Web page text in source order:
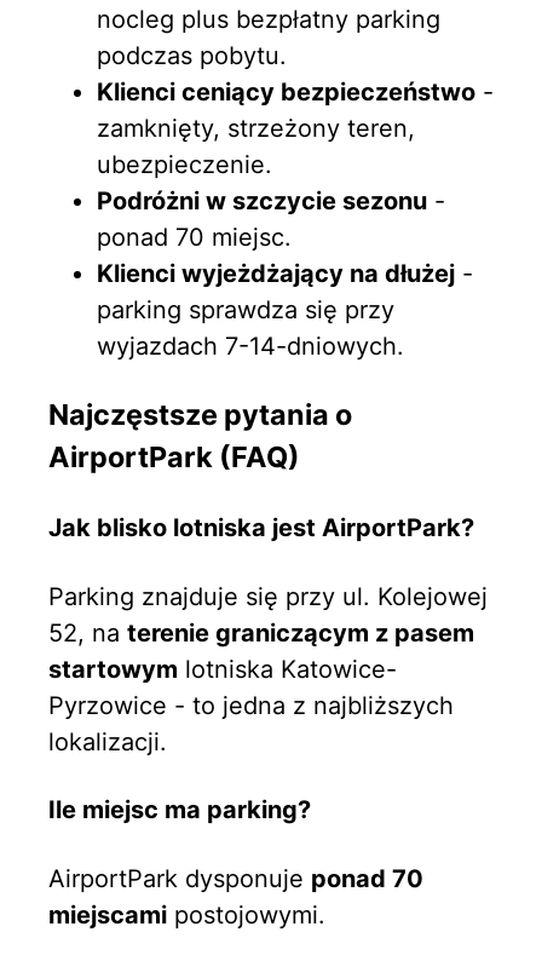
nocleg plus bezpłatny parking
podczas pobytu.
Klienci ceniący bezpieczeństwo -
zamknięty, strzeżony teren,
ubezpieczenie.
Podróżni w szczycie sezonu -
ponad 70 miejsc.
Klienci wyjeżdżający na dłużej -
parking sprawdza się przy
wyjazdach 7-14-dniowych.
Najczęstsze pytania o
AirportPark (FAQ)
Jak blisko lotniska jest AirportPark?
Parking znajduje się przy ul. Kolejowej
52, na terenie graniczącym z pasem
startowym lotniska Katowice-
Pyrzowice - to jedna z najbliższych
lokalizacji.
Ile miejsc ma parking?
AirportPark dysponuje ponad 70
miejscami postojowymi.